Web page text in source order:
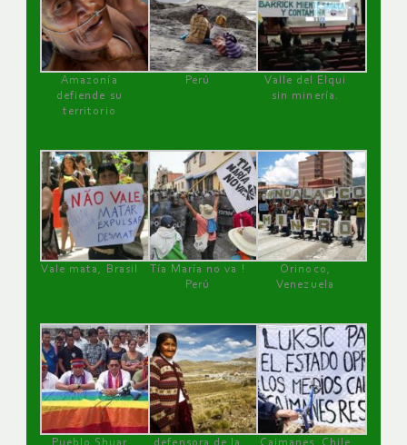
Amazonía
defiende su
territorio
Perú
Valle del Elqui
sin minería.
Vale mata, Brasil
Tía María no va !
Perú
Orinoco,
Venezuela